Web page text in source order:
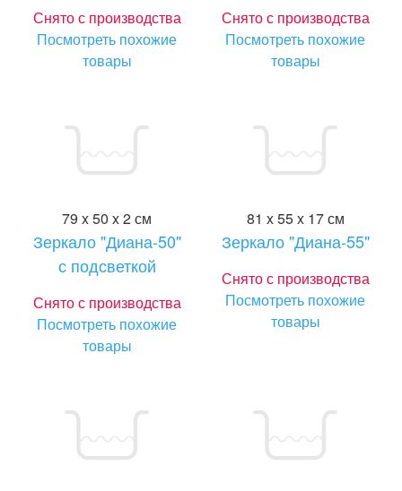
Снято с производства
Посмотреть похожие
товары
Снято с производства
Посмотреть похожие
товары
79 x 50 x 2 см
Зеркало "Диана-50"
с подсветкой
Снято с производства
Посмотреть похожие
товары
81 x 55 x 17 см
Зеркало "Диана-55"
Снято с производства
Посмотреть похожие
товары